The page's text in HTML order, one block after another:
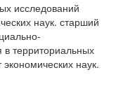
исследований
наук. старший
в территориальных
наук.